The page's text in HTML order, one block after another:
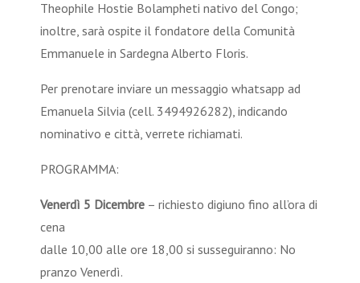
Theophile Hostie Bolampheti nativo del Congo;
inoltre, sarà ospite il fondatore della Comunità
Emmanuele in Sardegna Alberto Floris.
Per prenotare inviare un messaggio whatsapp ad
Emanuela Silvia (cell. 3494926282), indicando
nominativo e città, verrete richiamati.
PROGRAMMA:
Venerdì 5 Dicembre – richiesto digiuno fino all’ora di
cena
dalle 10,00 alle ore 18,00 si susseguiranno: No
pranzo Venerdì.